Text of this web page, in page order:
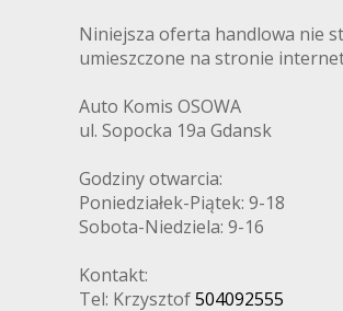
Niniejsza oferta handlowa nie
umieszczone na stronie
Auto Komis OSOWA
ul. Sopocka 19a Gdansk
Godziny otwarcia:
Poniedziałek-Piątek: 9-18
Sobota-Niedziela: 9-16
Kontakt:
Tel: Krzysztof504092555